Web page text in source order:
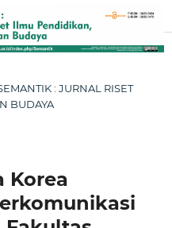
: JURNAL RISET
BUDAYA
Korea